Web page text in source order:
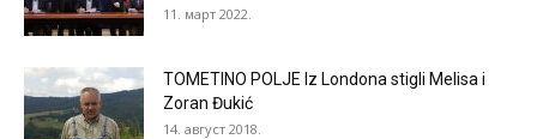
11. март 2022.
TOMETINO POLJE Iz Londona stigli Melisa i
Zoran Đukić
14. август 2018.